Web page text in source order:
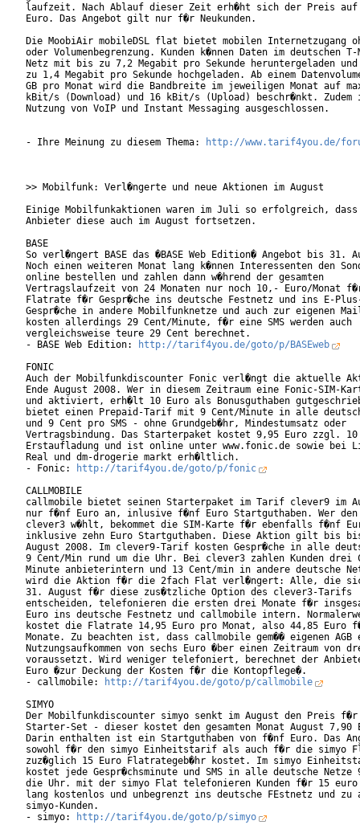
laufzeit. Nach Ablauf dieser Zeit erh�ht sich der Preis auf
Euro. Das Angebot gilt nur f�r Neukunden.
Die MoobiAir mobileDSL flat bietet mobilen Internetzugang
oder Volumenbegrenzung. Kunden k�nnen Daten im deutschen
Netz mit bis zu 7,2 Megabit pro Sekunde heruntergeladen
zu 1,4 Megabit pro Sekunde hochgeladen. Ab einem
GB pro Monat wird die Bandbreite im jeweiligen Monat auf
kBit/s (Download) und 16 kBit/s (Upload) beschr�nkt.
Nutzung von VoIP und Instant Messaging
- Ihre Meinung zu diesem Thema: http://www.tarif4you.de/
>> Mobilfunk: Verl�ngerte und neue Aktionen im August
Einige Mobilfunkaktionen waren im Juli so erfolgreich,
Anbieter diese auch im August fortsetzen.
BASE
So verl�ngert BASE das �BASE Web Edition� Angebot bis 31.
Noch einen weiteren Monat lang k�nnen Interessenten den
online bestellen und zahlen dann w�hrend der gesamten
Vertragslaufzeit von 24 Monaten nur noch 10,- Euro/Monat
Flatrate f�r Gespr�che ins deutsche Festnetz und ins E-
Gespr�che in andere Mobilfunknetze und auch zur eigenen
kosten allerdings 29 Cent/Minute, f�r eine SMS werden auch
vergleichsweise teure 29 Cent berechnet.
- BASE Web Edition:
http://tarif4you.de/goto/p/BASEweb
FONIC
Auch der Mobilfunkdiscounter Fonic verl�ngt die aktuelle
Ende August 2008. Wer in diesem Zeitraum eine Fonic-SIM-
und aktiviert, erh�lt 10 Euro als Bonusguthaben
bietet einen Prepaid-Tarif mit 9 Cent/Minute in alle
und 9 Cent pro SMS - ohne Grundgeb�hr, Mindestumsatz oder
Vertragsbindung. Das Starterpaket kostet 9,95 Euro zzgl. 10
Erstaufladung und ist online unter www.fonic.de sowie bei
Real und dm-drogerie markt erh�ltlich.
- Fonic:
http://tarif4you.de/goto/p/fonic
CALLMOBILE
callmobile bietet seinen Starterpaket im Tarif clever9 im
nur f�nf Euro an, inlusive f�nf Euro Startguthaben. Wer
clever3 w�hlt, bekommet die SIM-Karte f�r ebenfalls f�nf
inklusive zehn Euro Startguthaben. Diese Aktion gilt bis
August 2008. Im clever9-Tarif kosten Gespr�che in alle
9 Cent/Min rund um die Uhr. Bei clever3 zahlen Kunden drei
Minute anbieterintern und 13 Cent/min in andere deutsche
wird die Aktion f�r die 2fach Flat verl�ngert: Alle, die
31. August f�r diese zus�tzliche Option des clever3-Tarifs
entscheiden, telefonieren die ersten drei Monate f�r
Euro ins deutsche Festnetz und callmobile intern.
kostet die Flatrate 14,95 Euro pro Monat, also 44,85 Euro
Monate. Zu beachten ist, dass callmobile gem�� eigenen AGB
Nutzungsaufkommen von sechs Euro �ber einen Zeitraum von
voraussetzt. Wird weniger telefoniert, berechnet der
Euro �zur Deckung der Kosten f�r die Kontopflege�.
- callmobile:
http://tarif4you.de/goto/p/callmobile
SIMYO
Der Mobilfunkdiscounter simyo senkt im August den Preis
Starter-Set - dieser kostet den gesamten Monat August 7,90
Darin enthalten ist ein Startguthaben von f�nf Euro. Das
sowohl f�r den simyo Einheitstarif als auch f�r die simyo
zuz�glich 15 Euro Flatrategeb�hr kostet. Im simyo
kostet jede Gespr�chsminute und SMS in alle deutsche Netze
die Uhr. mit der simyo Flat telefonieren Kunden f�r 15 euro
lang kostenlos und unbegrenzt ins deutsche FEstnetz und zu
simyo-Kunden.
- simyo:
http://tarif4you.de/goto/p/simyo